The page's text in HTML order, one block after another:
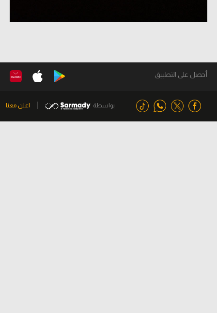
أحصل على التطبيق
بواسطة اعلن معنا